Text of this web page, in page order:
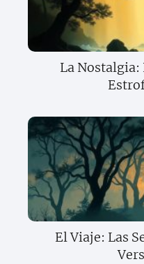
La
El Viaje: Las